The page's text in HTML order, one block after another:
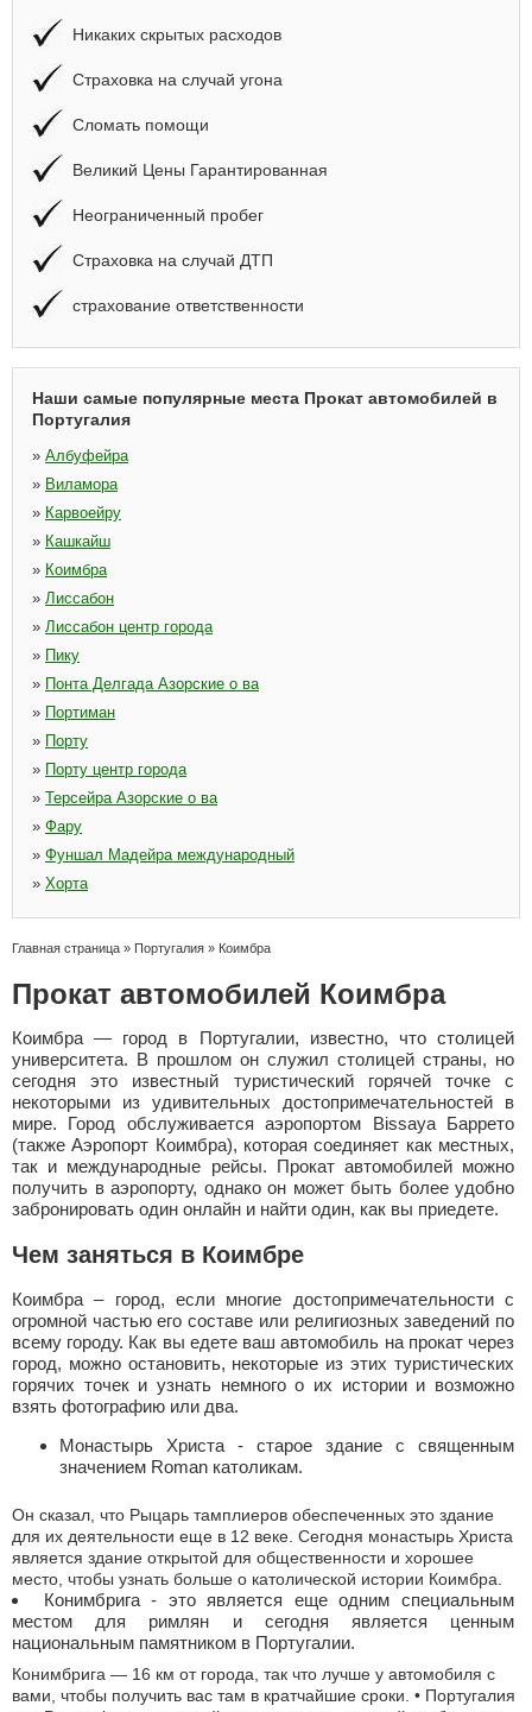
Никаких скрытых расходов
Страховка на случай угона
Сломать помощи
Великий Цены Гарантированная
Неограниченный пробег
Страховка на случай ДТП
страхование ответственности
Наши самые популярные места Прокат автомобилей в
Португалия
» Албуфейра
» Виламора
» Карвоейру
» Кашкайш
» Коимбра
» Лиссабон
» Лиссабон центр города
» Пику
» Понта Делгада Азорские о ва
» Портиман
» Порту
» Порту центр города
» Терсейра Азорские о ва
» Фару
» Фуншал Мадейра международный
» Хорта
Главная страница » Португалия » Коимбра
Прокат автомобилей Коимбра
Коимбра — город в Португалии, известно, что столицей
университета. В прошлом он служил столицей страны, но
сегодня это известный туристический горячей точке с
некоторыми из удивительных достопримечательностей в
мире. Город обслуживается аэропортом Bissaya Баррето
(также Аэропорт Коимбра), которая соединяет как местных,
так и международные рейсы. Прокат автомобилей можно
получить в аэропорту, однако он может быть более удобно
забронировать один онлайн и найти один, как вы приедете.
Чем заняться в Коимбре
Коимбра – город, если многие достопримечательности с
огромной частью его составе или религиозных заведений по
всему городу. Как вы едете ваш автомобиль на прокат через
город, можно остановить, некоторые из этих туристических
горячих точек и узнать немного о их истории и возможно
взять фотографию или два.
Монастырь Христа - старое здание с священным
значением Roman католикам.
Он сказал, что Рыцарь тамплиеров обеспеченных это здание
для их деятельности еще в 12 веке. Сегодня монастырь Христа
является здание открытой для общественности и хорошее
место, чтобы узнать больше о католической истории Коимбра.
Конимбрига - это является еще одним специальным
местом для римлян и сегодня является ценным
национальным памятником в Португалии.
Конимбрига — 16 км от города, так что лучше у автомобиля с
вами, чтобы получить вас там в кратчайшие сроки. • Португалия